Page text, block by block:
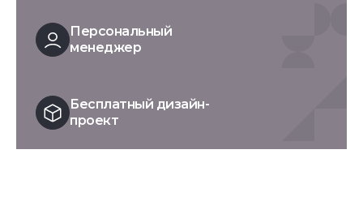
Персональный
менеджер
Бесплатный дизайн-
проект